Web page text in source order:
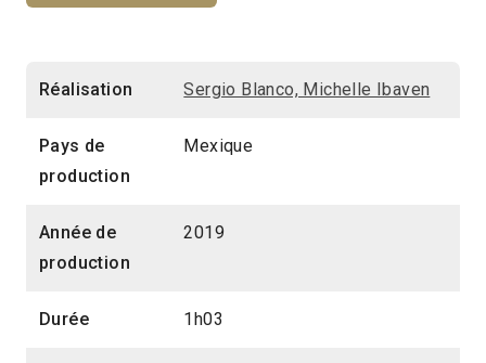
Réalisation Sergio Blanco, Michelle Ibaven
Pays de
production
Mexique
Année de
production
2019
Durée 1h03